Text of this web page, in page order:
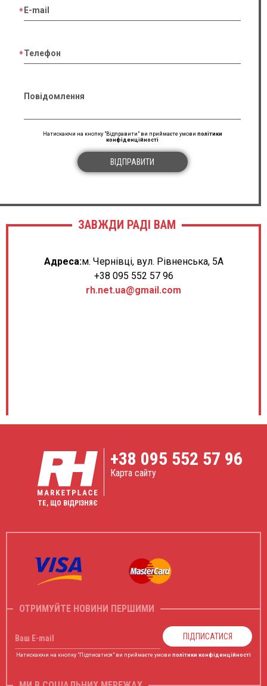
E-mail
Телефон
Повідомлення
Натискаючи на кнопку "Відправити" ви приймаєте умови політики
конфіденційності
ВІДПРАВИТИ
ЗАВЖДИ РАДІ ВАМ
Адреса:м. Чернівці, вул. Рівненська, 5А
+38 095 552 57 96
rh.net.ua@gmail.com
ТЕ, ЩО ВІДРІЗНЯЄ
+38 095 552 57 96
Карта сайту
ОТРИМУЙТЕ НОВИНИ ПЕРШИМИ
Ваш E-mail ПІДПИСАТИСЯ
Натискаючи на кнопку "Підписатися" ви приймаєте умови політики конфіденційності